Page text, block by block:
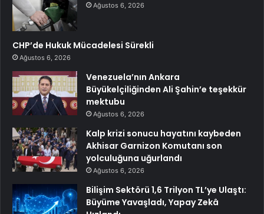
Ağustos 6, 2026
CHP’de Hukuk Mücadelesi Sürekli
Ağustos 6, 2026
Venezuela’nın Ankara
Büyükelçiliğinden Ali Şahin’e teşekkür
mektubu
Ağustos 6, 2026
Kalp krizi sonucu hayatını kaybeden
Akhisar Garnizon Komutanı son
yolculuğuna uğurlandı
Ağustos 6, 2026
Bilişim Sektörü 1,6 Trilyon TL’ye Ulaştı:
Büyüme Yavaşladı, Yapay Zekâ